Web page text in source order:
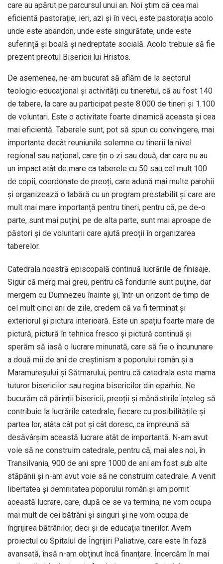
care au apărut pe parcursul unui an. Noi știm că cea mai
eficientă pastorație, ieri, azi și în veci, este pastorația acolo
unde este abandon, unde este singurătate, unde este
suferință și boală și nedreptate socială. Acolo trebuie să fie
prezent preotul Bisericii lui Hristos.
De asemenea, ne-am bucurat să aflăm de la sectorul
teologic-educațional și activități cu tineretul, că au fost 140
de tabere, la care au participat peste 8.000 de tineri și 1.100
de voluntari. Este o activitate foarte dinamică aceasta și cea
mai eficientă. Taberele sunt, pot să spun cu convingere, mai
importante decât reuniunile solemne cu tinerii la nivel
regional sau național, care țin o zi sau două, dar care nu au
un impact atât de mare ca taberele cu 50 sau cel mult 100
de copii, coordonate de preoți, care adună mai multe parohii
și organizează o tabără cu un program prestabilit și care are
mult mai mare importanță pentru tineri, pentru că, pe de-o
parte, sunt mai puțini, pe de alta parte, sunt mai aproape de
păstori și de voluntarii care ajută preoții în organizarea
taberelor.
Catedrala noastră episcopală continuă lucrările de finisaje.
Sigur că merg mai greu, pentru că fondurile sunt puține, dar
mergem cu Dumnezeu înainte și, într-un orizont de timp de
cel mult cinci ani de zile, credem că va fi terminat și
exteriorul și pictura interioară. Este un spațiu foarte mare de
pictură, pictură în tehnica fresco și pictură continuă și
sperăm să iasă o lucrare minunată, care să fie o încununare
a două mii de ani de creștinism a poporului român și a
Maramureșului și Sătmarului, pentru că catedrala este mama
tuturor bisericilor sau regina bisericilor din eparhie. Ne
bucurăm că părinții bisericii, preoții și mănăstirile înțeleg să
contribuie la lucrările catedrale, fiecare cu posibilitățile și
partea lor, atâta cât pot și cât doresc, ca împreună să
desăvârșim această lucrare atât de importantă. N-am avut
voie să ne construim catedrale, pentru că, mai ales noi, în
Transilvania, 900 de ani spre 1000 de ani am fost sub alte
stăpânii și n-am avut voie să ne construim catedrale. A venit
libertatea și demnitatea poporului român și am pornit
această lucrare, care, după ce se va termina, ne vom ocupa
mai mult de cei bătrâni și singuri și ne vom ocupa de
îngrijirea bătrânilor, deci și de educația tinerilor. Avem
proiectul cu Spitalul de Îngrijiri Paliative, care este în fază
avansată, însă n-am obținut încă finanțare. Încercăm în mai